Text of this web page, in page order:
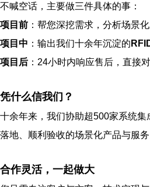
不喊空话，主要做三件具体的事：
项目前 ：帮您深挖需求，分析场景
项目中 ：输出我们十余年沉淀的
项目后 ：24小时内响应售后，直接
凭什么信我们？
十余年来，我们协助超500家系统
落地、顺利验收的场景化产品与服务
合作灵活，一起做大